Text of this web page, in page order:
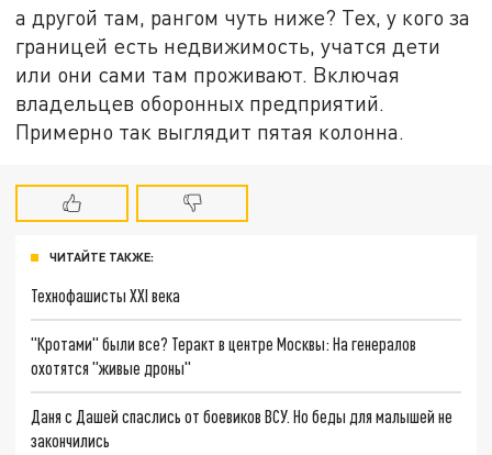
а другой там, рангом чуть ниже? Тех, у кого за
границей есть недвижимость, учатся дети
или они сами там проживают. Включая
владельцев оборонных предприятий.
Примерно так выглядит пятая колонна.
ЧИТАЙТЕ ТАКЖЕ:
Технофашисты XXI века
"Кротами" были все? Теракт в центре Москвы: На генералов
охотятся "живые дроны"
Даня с Дашей спаслись от боевиков ВСУ. Но беды для малышей не
закончились